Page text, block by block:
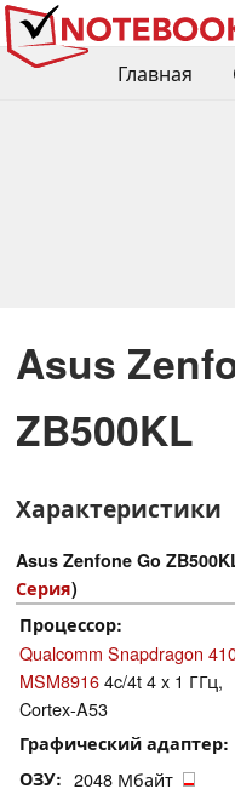
Главная
Asus
ZB500KL
Характеристики
Asus Zenfone Go
Серия)
Процессор
Qualcomm Snapdragon
MSM89164c/4t 4 x 1 ГГц,
Cortex-A53
Графический адаптер
ОЗУ 2048 Мбайт